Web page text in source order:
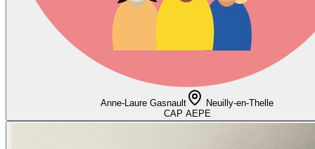
Anne-Laure Gasnault
Neuilly-en-Thelle
CAP AEPE